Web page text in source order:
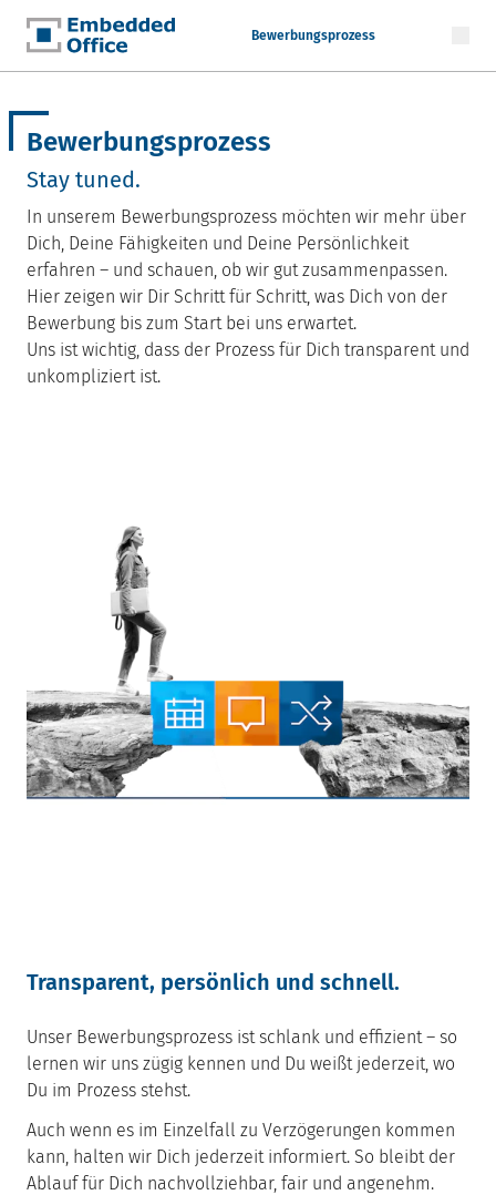
Embedded Office
Bewerbungsprozess
Bewerbungsprozess
Stay tuned.
In unserem Bewerbungsprozess möchten wir mehr über
Dich, Deine Fähigkeiten und Deine Persönlichkeit
erfahren – und schauen, ob wir gut zusammenpassen.
Hier zeigen wir Dir Schritt für Schritt, was Dich von der
Bewerbung bis zum Start bei uns erwartet.
Uns ist wichtig, dass der Prozess für Dich transparent und
unkompliziert ist.
Transparent, persönlich und schnell.
Unser Bewerbungsprozess ist schlank und effizient – so
lernen wir uns zügig kennen und Du weißt jederzeit, wo
Du im Prozess stehst.
Auch wenn es im Einzelfall zu Verzögerungen kommen
kann, halten wir Dich jederzeit informiert. So bleibt der
Ablauf für Dich nachvollziehbar, fair und angenehm.